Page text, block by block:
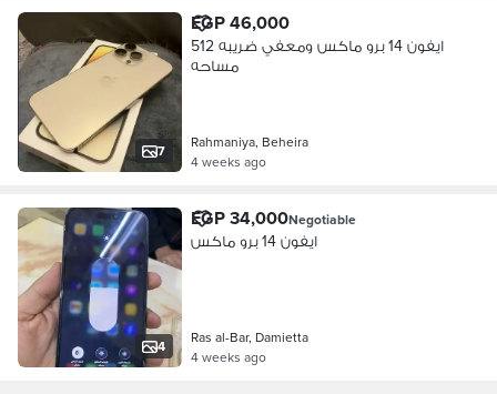
7
EGP 46,000
ايفون 14 برو ماكس ومعفي ضريبه 512
مساحه
Rahmaniya, Beheira
4 weeks ago
4
EGP 34,000Negotiable
ايفون 14 برو ماكس
Ras al-Bar, Damietta
4 weeks ago